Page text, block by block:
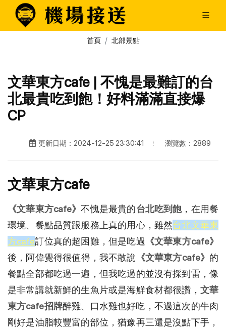
首頁 北部景點
文華東方cafe | 不愧是最難訂的台
北最貴吃到飽！好料滿滿直接爆
CP
更新日期：2024-12-25 23:30:41 瀏覽數：2889
文華東方cafe
《文華東方cafe》不愧是最貴的台北吃到飽 ，在用餐
環境、餐點品質跟服務上真的用心，雖然台北文華東
方cafe訂位真的超困難，但是吃過 《文華東方cafe》
後，阿偉覺得很值得，我不敢說 《文華東方cafe》 的
餐點全部都吃過一遍，但我吃過的並沒有採到雷，像
是非常講就新鮮的生魚片或是海鮮食材都很讚， 文華
東方cafe招牌醉雞、口水雞也好吃，不過這次的牛肉
剛好是油脂較豐富的部位，猶豫再三還是沒點下手，